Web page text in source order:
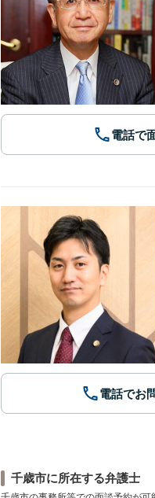
電話で
電話でお
千歳市に所在する弁護士